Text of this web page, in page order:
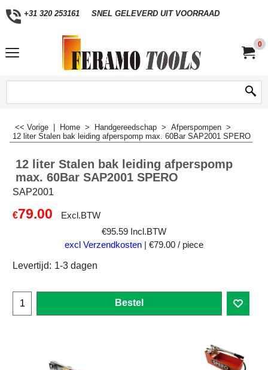
+31 320 253161 SNEL GELEVERD UIT VOORRAAD
0
<< Vorige Home > Handgereedschap > Afperspompen >
12 liter Stalen bak leiding afperspomp max. 60Bar SAP2001 SPERO
12 liter Stalen bak leiding afperspomp
max. 60Bar SAP2001 SPERO
SAP2001
€79.00
Excl.BTW
€95.59 Incl.BTW
excl Verzendkosten
€79.00 / piece
Levertijd: 1-3 dagen
Bestel